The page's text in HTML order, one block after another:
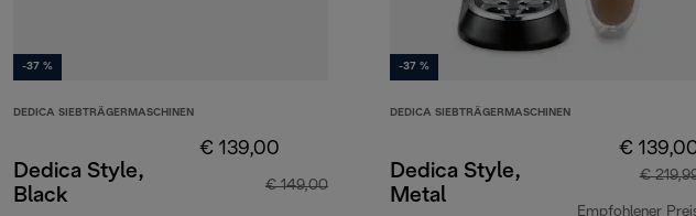
-37 %
DEDICA SIEBTRÄGERMASCHINEN
Dedica Style,
Black
€ 139,00
€ 149,00
-37 %
DEDICA SIEBTRÄGERMASCHINEN
Dedica Style,
Metal
€
€
Empfohlener